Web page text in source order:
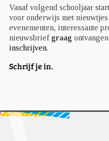
Vanaf volgend schooljaar
voor onderwijs met
evenementen, interessante
nieuwsbrief graag
inschrijven.
Schrijf je in.